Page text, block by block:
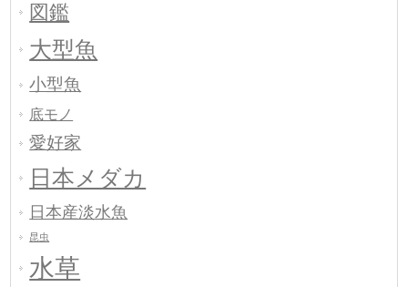
図鑑
大型魚
小型魚
底モノ
愛好家
日本メダカ
日本産淡水魚
昆虫
水草